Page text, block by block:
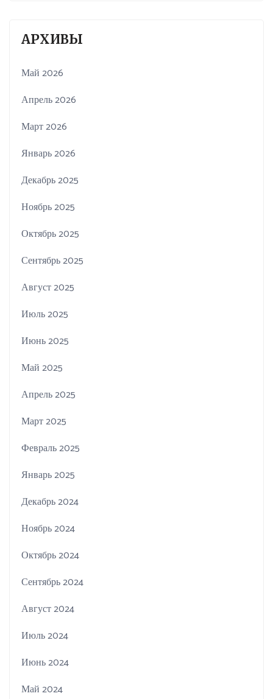
АРХИВЫ
Май 2026
Апрель 2026
Март 2026
Январь 2026
Декабрь 2025
Ноябрь 2025
Октябрь 2025
Сентябрь 2025
Август 2025
Июль 2025
Июнь 2025
Май 2025
Апрель 2025
Март 2025
Февраль 2025
Январь 2025
Декабрь 2024
Ноябрь 2024
Октябрь 2024
Сентябрь 2024
Август 2024
Июль 2024
Июнь 2024
Май 2024